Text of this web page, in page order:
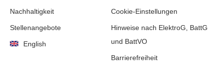
Nachhaltigkeit
Stellenangebote
English
Cookie-Einstellungen
Hinweise nach ElektroG, BattG
und BattVO
Barrierefreiheit